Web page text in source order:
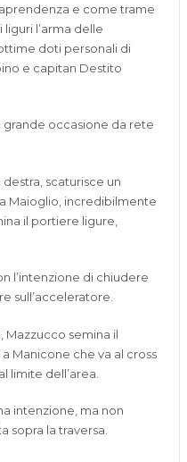
e come trame
l’arma delle
doti personali di
e capitan Destito
grande occasione da rete
destra, scaturisce un
Maioglio , incredibilmente
il portiere ligure,
l’intenzione di chiudere
sull’acceleratore.
Mazzucco semina il
Manicone che va al cross
al limite dell’area.
intenzione, ma non
sopra la traversa.